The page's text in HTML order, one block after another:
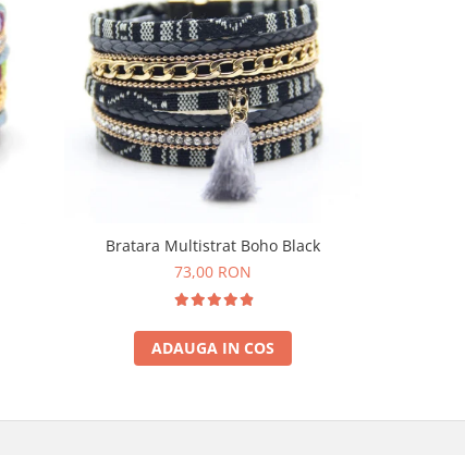
Bratara Multistrat Boho Black
73,00 RON
ADAUGA IN COS